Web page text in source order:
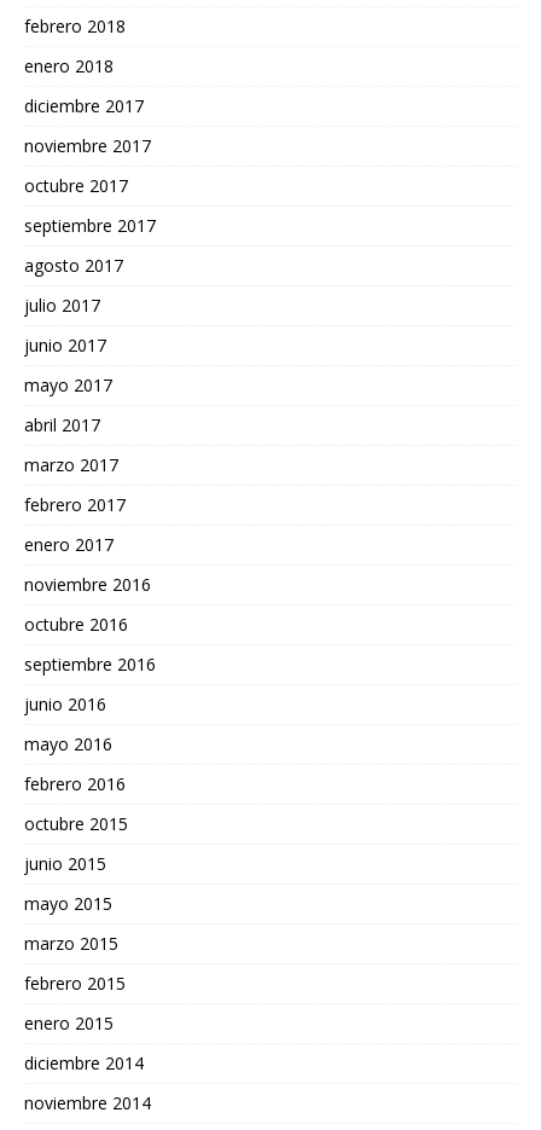
febrero 2018
enero 2018
diciembre 2017
noviembre 2017
octubre 2017
septiembre 2017
agosto 2017
julio 2017
junio 2017
mayo 2017
abril 2017
marzo 2017
febrero 2017
enero 2017
noviembre 2016
octubre 2016
septiembre 2016
junio 2016
mayo 2016
febrero 2016
octubre 2015
junio 2015
mayo 2015
marzo 2015
febrero 2015
enero 2015
diciembre 2014
noviembre 2014